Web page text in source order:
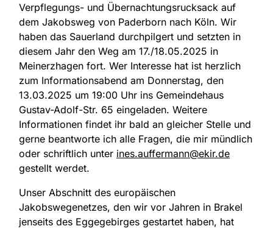
Verpflegungs- und Übernachtungsrucksack auf
dem Jakobsweg von Paderborn nach Köln. Wir
haben das Sauerland durchpilgert und setzten in
diesem Jahr den Weg am 17./18.05.2025 in
Meinerzhagen fort. Wer Interesse hat ist herzlich
zum Informationsabend am Donnerstag, den
13.03.2025 um 19:00 Uhr ins Gemeindehaus
Gustav-Adolf-Str. 65 eingeladen. Weitere
Informationen findet ihr bald an gleicher Stelle und
gerne beantworte ich alle Fragen, die mir mündlich
oder schriftlich unter ines.auffermann@ekir.de
gestellt werdet.
Unser Abschnitt des europäischen
Jakobswegenetzes, den wir vor Jahren in Brakel
jenseits des Eggegebirges gestartet haben, hat